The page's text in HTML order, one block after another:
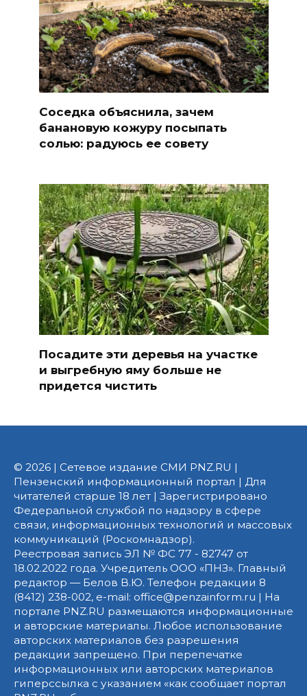
Соседка объяснила, зачем
банановую кожуру посыпать
солью: радуюсь ее совету
Посадите эти деревья на участке
и выгребную яму больше не
придется чистить
© 2026 | Сетевое издание СМИ PNZ.RU |
Пензенский информационный портал | Для
читателей старше 18 лет | Зарегистрировано
Федеральной службой по надзору в сфере
связи, информационных технологий и массовых
коммуникаций (Роскомнадзор).
Реестровая запись ЭЛ № ФС 77 - 82747 от
18.02.2022 года. Учредитель ООО «ПНЗ». Главный
редактор — Белов В.Ю. Телефон редакции 8
(8412) 238-002, e-mail: office@penzainform.ru | На
портале PNZ.RU размещаются информационные
и авторские материалы. Любое использование
авторских материалов без разрешения
редакции запрещено. При перепечатке
информационных или авторских материалов
гиперссылка с указанием «как сообщает портал